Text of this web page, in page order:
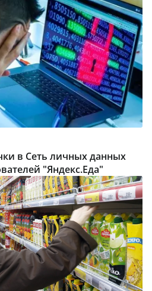
в Сеть личных данных
"Яндекс.Еда"